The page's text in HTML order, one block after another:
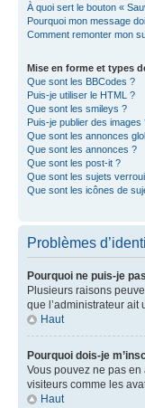
À quoi sert le bouton «
Pourquoi mon message
Comment remonter mon
Mise en forme et types
Que sont les BBCodes ?
Puis-je utiliser le HTML ?
Que sont les smileys ?
Puis-je publier des images
Que sont les annonces
Que sont les annonces ?
Que sont les post-it ?
Que sont les sujets
Que sont les icônes de
Problèmes
Pourquoi ne puis-je
Plusieurs raisons
que l’administrateur ait
Haut
Pourquoi dois-je
Vous pouvez ne pas
visiteurs comme les
Haut